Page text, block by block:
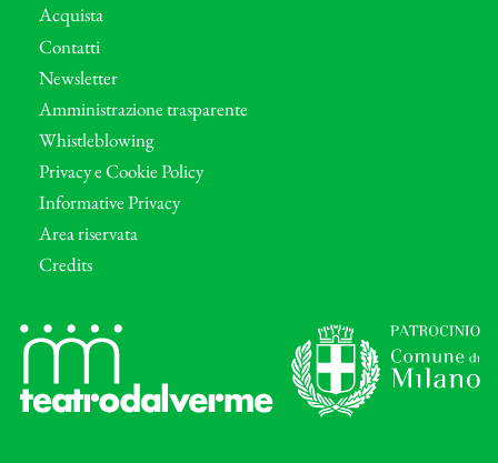
Acquista
Contatti
Newsletter
Amministrazione trasparente
Whistleblowing
Privacy e Cookie Policy
Informative Privacy
Area riservata
Credits